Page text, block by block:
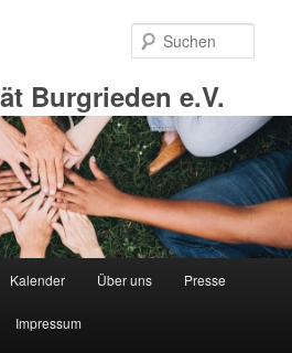
Burgrieden e.V.
Kalender Über uns Presse
Impressum